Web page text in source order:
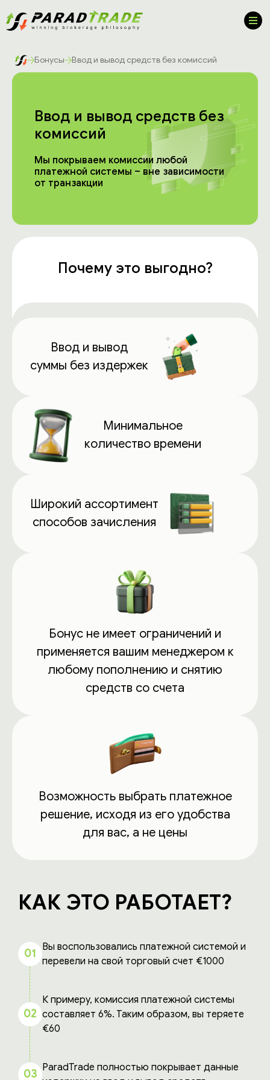
Бонусы Ввод и вывод средств без комиссий
Ввод и вывод средств без
комиссий
Мы покрываем комиссии любой
платежной системы – вне зависимости
от транзакции
Почему это выгодно?
Ввод и вывод
суммы без издержек
Минимальное
количество времени
Широкий ассортимент
способов зачисления
Бонус не имеет ограничений и
применяется вашим менеджером к
любому пополнению и снятию
средств со счета
Возможность выбрать платежное
решение, исходя из его удобства
для вас, а не цены
КАК ЭТО РАБОТАЕТ?
01
Вы воспользовались платежной системой и
перевели на свой торговый счет €1000
02
К примеру, комиссия платежной системы
составляет 6%. Таким образом, вы теряете
€60
03
ParadTrade полностью покрывает данные